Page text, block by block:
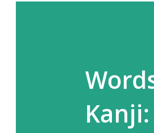
Kanji: